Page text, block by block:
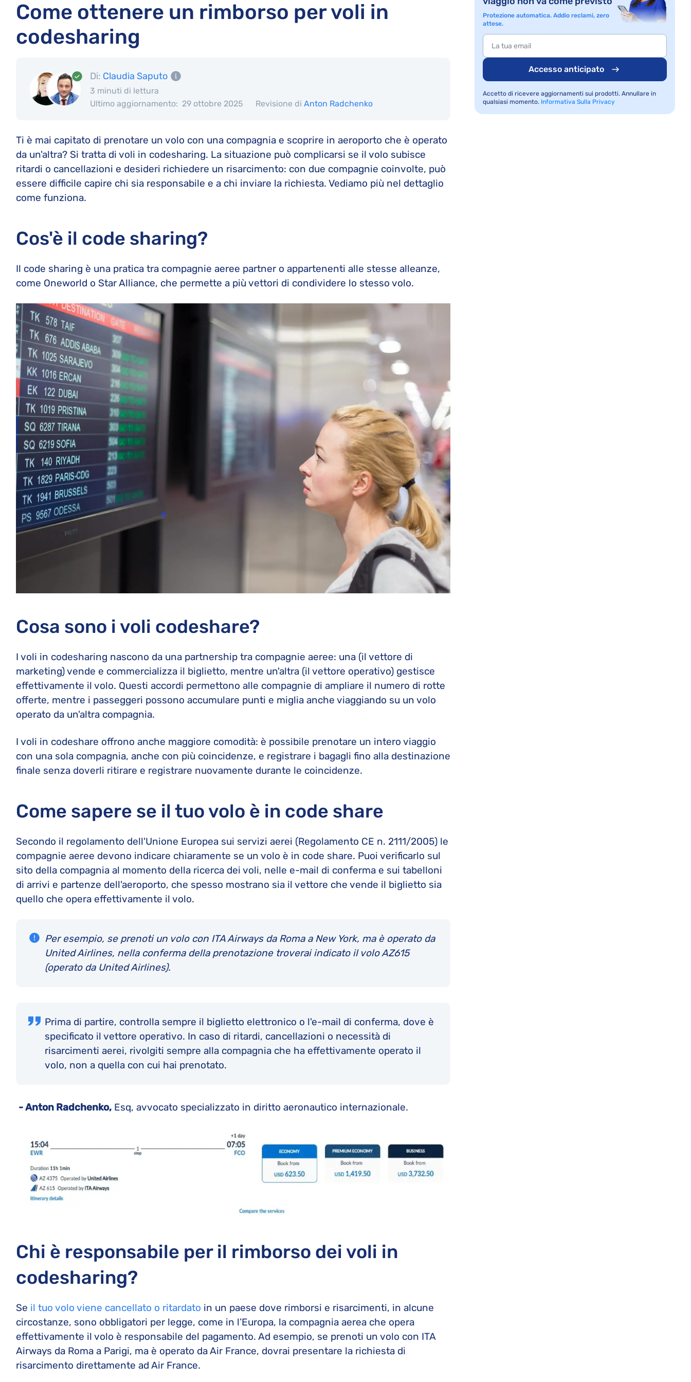
Come ottenere un rimborso per voli in
codesharing
Di: Claudia Saputo
3 minuti di lettura
Ultimo aggiornamento: 29 ottobre 2025 Revisione di Anton Radchenko
Ti è mai capitato di prenotare un volo con una compagnia e scoprire in aeroporto che è operato
da un'altra? Si tratta di voli in codesharing. La situazione può complicarsi se il volo subisce
ritardi o cancellazioni e desideri richiedere un risarcimento: con due compagnie coinvolte, può
essere difficile capire chi sia responsabile e a chi inviare la richiesta. Vediamo più nel dettaglio
come funziona.
Cos'è il code sharing?
Il code sharing è una pratica tra compagnie aeree partner o appartenenti alle stesse alleanze,
come Oneworld o Star Alliance, che permette a più vettori di condividere lo stesso volo.
Cosa sono i voli codeshare?
I voli in codesharing nascono da una partnership tra compagnie aeree: una (il vettore di
marketing) vende e commercializza il biglietto, mentre un'altra (il vettore operativo) gestisce
effettivamente il volo. Questi accordi permettono alle compagnie di ampliare il numero di rotte
offerte, mentre i passeggeri possono accumulare punti e miglia anche viaggiando su un volo
operato da un'altra compagnia.
I voli in codeshare offrono anche maggiore comodità: è possibile prenotare un intero viaggio
con una sola compagnia, anche con più coincidenze, e registrare i bagagli fino alla destinazione
finale senza doverli ritirare e registrare nuovamente durante le coincidenze.
Come sapere se il tuo volo è in code share
Secondo il regolamento dell'Unione Europea sui servizi aerei (Regolamento CE n. 2111/2005) le
compagnie aeree devono indicare chiaramente se un volo è in code share. Puoi verificarlo sul
sito della compagnia al momento della ricerca dei voli, nelle e-mail di conferma e sui tabelloni
di arrivi e partenze dell'aeroporto, che spesso mostrano sia il vettore che vende il biglietto sia
quello che opera effettivamente il volo.
Per esempio, se prenoti un volo con ITA Airways da Roma a New York, ma è operato da
United Airlines, nella conferma della prenotazione troverai indicato il volo AZ615
(operato da United Airlines).
Prima di partire, controlla sempre il biglietto elettronico o l'e-mail di conferma, dove è
specificato il vettore operativo. In caso di ritardi, cancellazioni o necessità di
risarcimenti aerei, rivolgiti sempre alla compagnia che ha effettivamente operato il
volo, non a quella con cui hai prenotato.
- Anton Radchenko, Esq, avvocato specializzato in diritto aeronautico internazionale.
Chi è responsabile per il rimborso dei voli in
codesharing?
Se il tuo volo viene cancellato o ritardato in un paese dove rimborsi e risarcimenti, in alcune
circostanze, sono obbligatori per legge, come in l’Europa, la compagnia aerea che opera
effettivamente il volo è responsabile del pagamento. Ad esempio, se prenoti un volo con ITA
Airways da Roma a Parigi, ma è operato da Air France, dovrai presentare la richiesta di
risarcimento direttamente ad Air France.
Protezione automatica. Addio reclami, zero
attese.
Accesso anticipato
Accetto di ricevere aggiornamenti sui prodotti. Annullare in
qualsiasi momento. Informativa Sulla Privacy